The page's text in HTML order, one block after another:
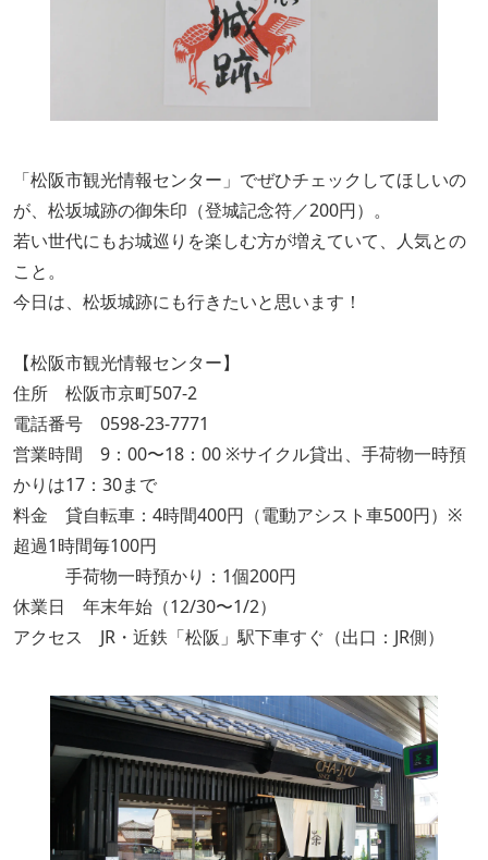
「松阪市観光情報センター」でぜひチェックしてほしいの
が、松坂城跡の御朱印（登城記念符／200円）。
若い世代にもお城巡りを楽しむ方が増えていて、人気との
こと。
今日は、松坂城跡にも行きたいと思います！
【松阪市観光情報センター】
住所 松阪市京町507-2
電話番号 0598-23-7771
営業時間 9：00〜18：00 ※サイクル貸出、手荷物一時預
かりは17：30まで
料金 貸自転車：4時間400円（電動アシスト車500円）※
超過1時間毎100円
手荷物一時預かり：1個200円
休業日 年末年始（12/30〜1/2）
アクセス JR・近鉄「松阪」駅下車すぐ（出口：JR側）